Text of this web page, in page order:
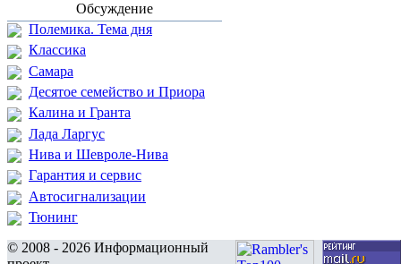
Обсуждение
Полемика. Тема дня
Классика
Самара
Десятое семейство и Приора
Калина и Гранта
Лада Ларгус
Нива и Шевроле-Нива
Гарантия и сервис
Автосигнализации
Тюнинг
© 2008 - 2026 Информационный